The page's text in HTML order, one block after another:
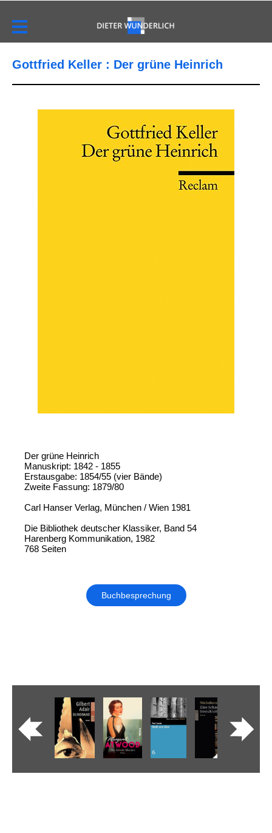
Gottfried Keller : Der grüne Heinrich
Der grüne Heinrich
Manuskript: 1842 - 1855
Erstausgabe: 1854/55 (vier Bände)
Zweite Fassung: 1879/80
Carl Hanser Verlag, München / Wien 1981
Die Bibliothek deutscher Klassiker, Band 54
Harenberg Kommunikation, 1982
768 Seiten
Buchbesprechung